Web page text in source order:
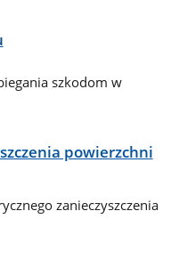
szkodom w
powierzchni
zanieczyszczenia